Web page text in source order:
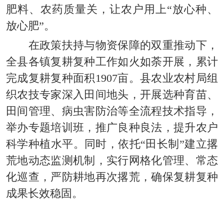
肥料、农药质量关，让农户用上“放心种、
放心肥”。
在政策扶持与物资保障的双重推动下，
全县各镇复耕复种工作如火如荼开展，累计
完成复耕复种面积1907亩。县农业农村局组
织农技专家深入田间地头，开展选种育苗、
田间管理、病虫害防治等全流程技术指导，
举办专题培训班，推广良种良法，提升农户
科学种植水平。同时，依托“田长制”建立撂
荒地动态监测机制，实行网格化管理、常态
化巡查，严防耕地再次撂荒，确保复耕复种
成果长效稳固。